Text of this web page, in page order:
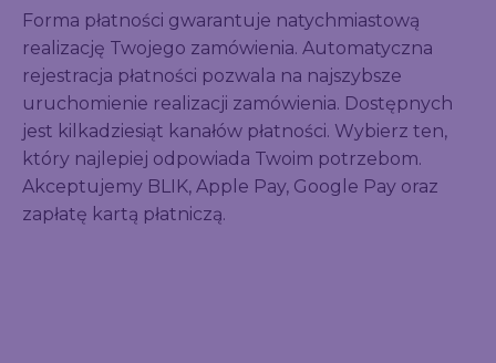
Forma płatności gwarantuje natychmiastową
realizację Twojego zamówienia. Automatyczna
rejestracja płatności pozwala na najszybsze
uruchomienie realizacji zamówienia. Dostępnych
jest kilkadziesiąt kanałów płatności. Wybierz ten,
który najlepiej odpowiada Twoim potrzebom.
Akceptujemy BLIK, Apple Pay, Google Pay oraz
zapłatę kartą płatniczą.